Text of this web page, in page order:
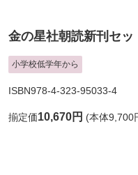
金の星社朝読新刊セ
小学校低学年から
ISBN978-4-323-95033-4
揃定価10,670円 (本体9,700